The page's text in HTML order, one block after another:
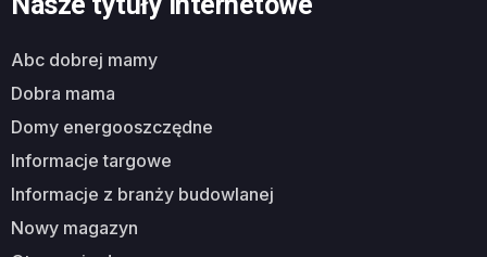
abc dobrej mamy
dobra mama
domy energooszczędne
informacje targowe
informacje z branży budowlanej
nowy magazyn